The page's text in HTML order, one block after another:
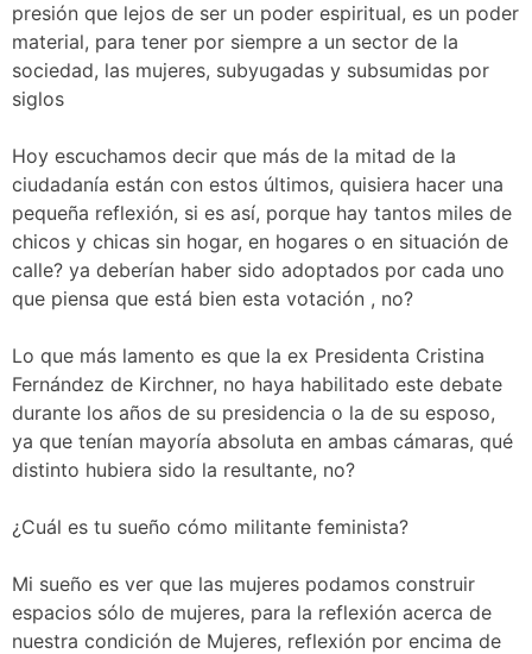
presión que lejos de ser un poder espiritual, es un poder
material, para tener por siempre a un sector de la
sociedad, las mujeres, subyugadas y subsumidas por
siglos
Hoy escuchamos decir que más de la mitad de la
ciudadanía están con estos últimos, quisiera hacer una
pequeña reflexión, si es así, porque hay tantos miles de
chicos y chicas sin hogar, en hogares o en situación de
calle? ya deberían haber sido adoptados por cada uno
que piensa que está bien esta votación , no?
Lo que más lamento es que la ex Presidenta Cristina
Fernández de Kirchner, no haya habilitado este debate
durante los años de su presidencia o la de su esposo,
ya que tenían mayoría absoluta en ambas cámaras, qué
distinto hubiera sido la resultante, no?
¿Cuál es tu sueño cómo militante feminista?
Mi sueño es ver que las mujeres podamos construir
espacios sólo de mujeres, para la reflexión acerca de
nuestra condición de Mujeres, reflexión por encima de